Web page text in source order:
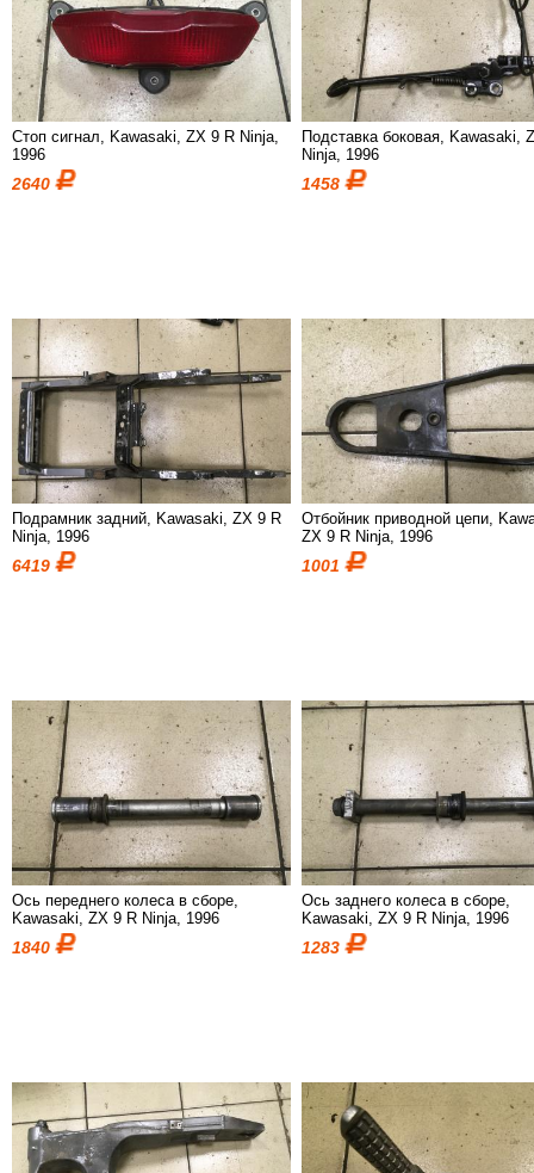
Стоп сигнал, Kawasaki, ZX 9 R Ninja,
1996
2640
Подставка боковая, Kawasaki,
Ninja, 1996
1458
Подрамник задний, Kawasaki, ZX 9 R
Ninja, 1996
6419
Отбойник приводной цепи,
ZX 9 R Ninja, 1996
1001
Ось переднего колеса в сборе,
Kawasaki, ZX 9 R Ninja, 1996
1840
Ось заднего колеса в сборе,
Kawasaki, ZX 9 R Ninja, 1996
1283